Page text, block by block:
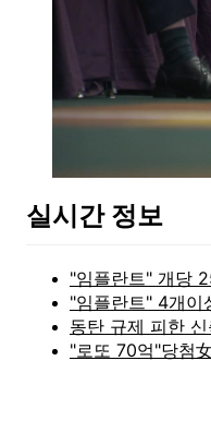
실시간 정보